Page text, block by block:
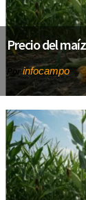
Precio del
Porinfocampo